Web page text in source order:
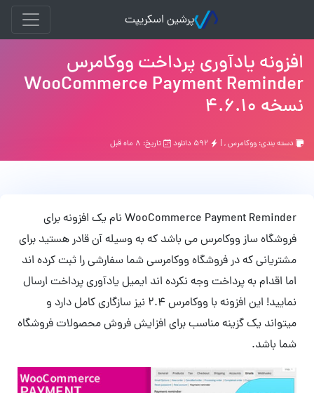
پرشین اسکریپت
افزونه یادآوری پرداخت ووکامرس
WooCommerce Payment Reminder
نسخه 4.6.10
دسته بندی: ووکامرس, | تاریخ: ۸ ماه قبل
WooCommerce Payment Reminder نام یک افزونه برای
فروشگاه ساز ووکامرس می باشد که به وسیله آن قادر هستید برای
مشتریانی که در فروشگاه ووکامرسی شما سفارشی را ثبت کرده اند
اما اقدام به پرداخت وجه نکرده اند ایمیل یادآوری پرداخت ارسال
نمایید! این افزونه با ووکامرس 2.4 نیز سازگاری کامل دارد و
میتواند یک گزینه مناسب برای افزایش فروش محصولات فروشگاه
شما باشد.